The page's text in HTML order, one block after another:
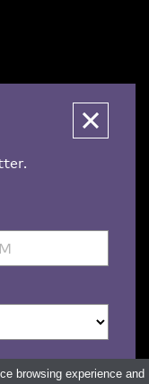
(PDF)
/EDITORIAL STATUTE
browsing experience and